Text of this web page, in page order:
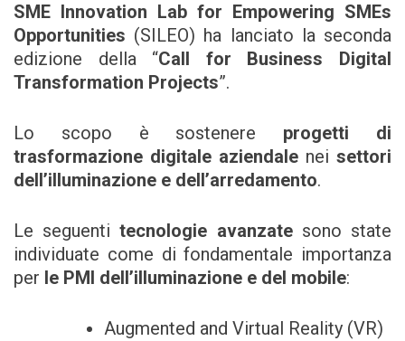
SME Innovation Lab for Empowering SMEs
Opportunities (SILEO) ha lanciato la seconda
edizione della “Call for Business Digital
Transformation Projects”.
Lo scopo è sostenere progetti di
trasformazione digitale aziendale nei settori
dell’illuminazione e dell’arredamento.
Le seguentitecnologie avanzate sono state
individuate come di fondamentale importanza
per le PMI dell’illuminazione e del mobile:
Augmented and Virtual Reality (VR)